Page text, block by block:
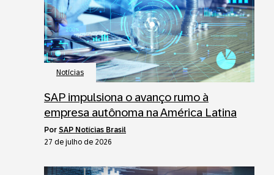
Notícias
SAP impulsiona o avanço rumo à
empresa autônoma na América Latina
por SAP Notícias Brasil
27 de julho de 2026